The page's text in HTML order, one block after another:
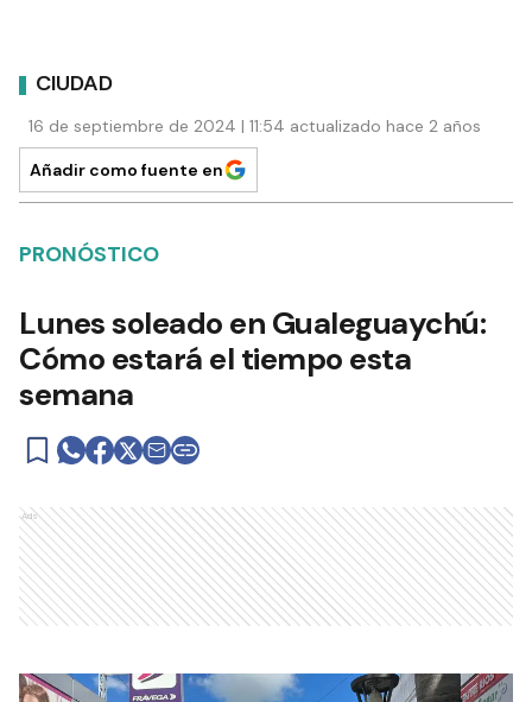
CIUDAD
16 de septiembre de 2024 | 11:54 actualizado hace 2 años
Añadir como fuente en
PRONÓSTICO
Lunes soleado en Gualeguaychú:
Cómo estará el tiempo esta
semana
Ads